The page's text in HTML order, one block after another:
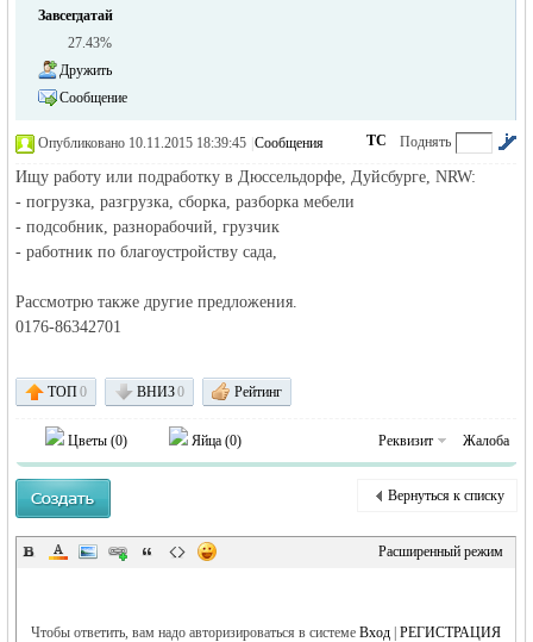
жизнь и
Завсегдатай
27.43%
Дружить
Сообщение
Поднять
ТС
Опубликовано 10.11.2015 18:39:45 Сообщения
Ищу работу или подработку в Дюссельдорфе, Дуйсбурге, NRW:
- погрузка, разгрузка, сборка, разборка мебели
- подсобник, разнорабочий, грузчик
- работник по благоустройству сада,
Рассмотрю также другие предложения.
0176-86342701
ТОП0 ВНИЗ0 Рейтинг
Цветы (0) Яйца (0) Реквизит Жалоба
Вернуться к списку
Расширенный режим
Чтобы ответить, вам надо авторизироваться в системеВход |РЕГИСТРАЦИЯ